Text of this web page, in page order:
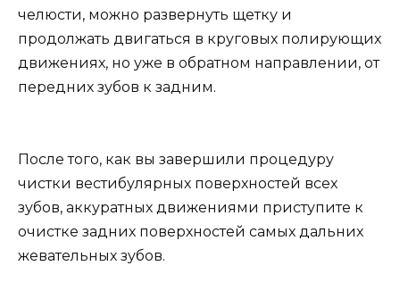
челюсти, можно развернуть щетку и
продолжать двигаться в круговых полирующих
движениях, но уже в обратном направлении, от
передних зубов к задним.
После того, как вы завершили процедуру
чистки вестибулярных поверхностей всех
зубов, аккуратных движениями приступите к
очистке задних поверхностей самых дальних
жевательных зубов.